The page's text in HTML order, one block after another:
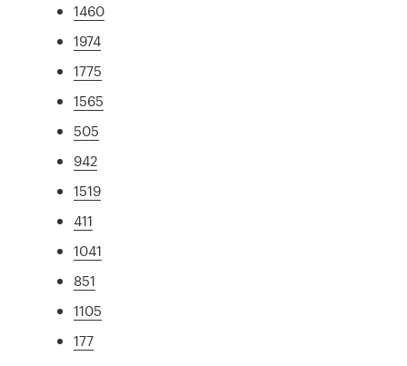
1460
1974
1775
1565
505
942
1519
411
1041
851
1105
177